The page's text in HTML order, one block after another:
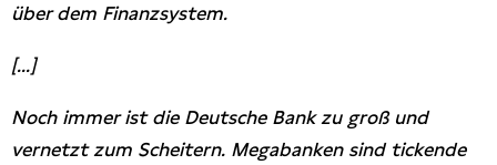
über dem Finanzsystem.
[...]
Noch immer ist die Deutsche Bank zu groß und
vernetzt zum Scheitern. Megabanken sind tickende